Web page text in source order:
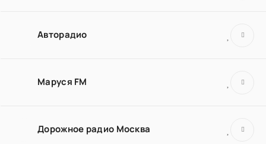
Авторадио
Маруся FM
Дорожное радио Москва